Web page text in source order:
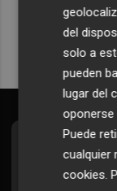
Todos
del
solo a
pueden
lugar del
Puede
cualquier
cookies.